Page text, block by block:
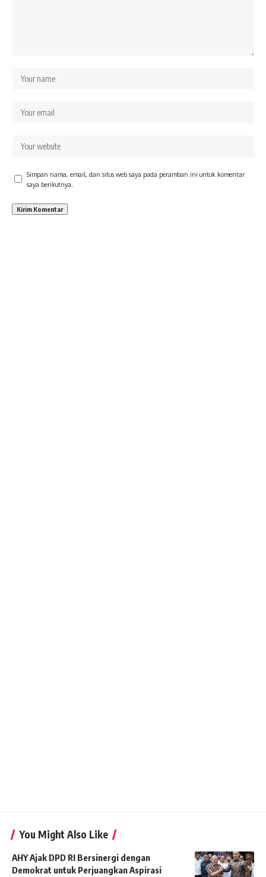
Simpan nama, email, dan situs web saya pada peramban ini untuk komentar
saya berikutnya.
You Might Also Like
AHY Ajak DPD RI Bersinergi dengan
Demokrat untuk Perjuangkan Aspirasi